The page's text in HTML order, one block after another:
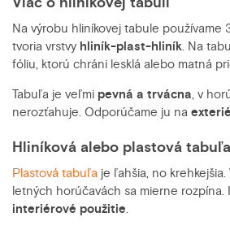
Na výrobu hliníkovej tabule používame
tvoria vrstvy hliník-plast-hliník. Na
fóliu, ktorú chráni lesklá alebo matná
Tabuľa je veľmi pevná a trvácna, v
nerozťahuje. Odporúčame ju na
Hliníková alebo plastová
Plastová tabuľa je ľahšia, no
letných horúčavách sa mierne rozpína.
interiérové použitie.